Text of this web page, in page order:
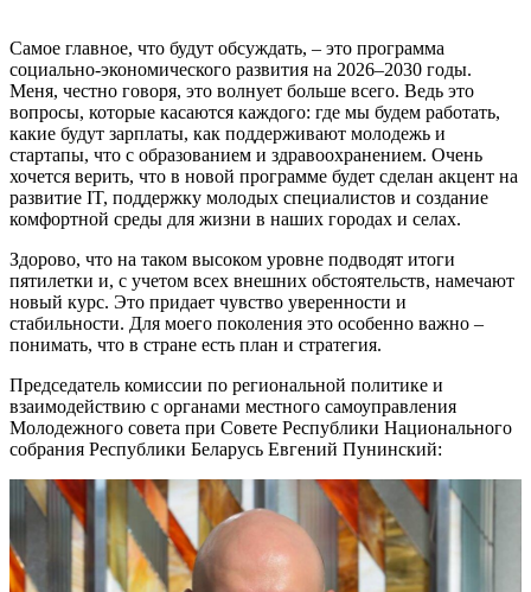
Самое главное, что будут обсуждать, – это программа
социально-экономического развития на 2026–2030 годы.
Меня, честно говоря, это волнует больше всего. Ведь это
вопросы, которые касаются каждого: где мы будем работать,
какие будут зарплаты, как поддерживают молодежь и
стартапы, что с образованием и здравоохранением. Очень
хочется верить, что в новой программе будет сделан акцент на
развитие IT, поддержку молодых специалистов и создание
комфортной среды для жизни в наших городах и селах.
Здорово, что на таком высоком уровне подводят итоги
пятилетки и, с учетом всех внешних обстоятельств, намечают
новый курс. Это придает чувство уверенности и
стабильности. Для моего поколения это особенно важно –
понимать, что в стране есть план и стратегия.
Председатель комиссии по региональной политике и
взаимодействию с органами местного самоуправления
Молодежного совета при Совете Республики Национального
собрания Республики Беларусь Евгений Пунинский: